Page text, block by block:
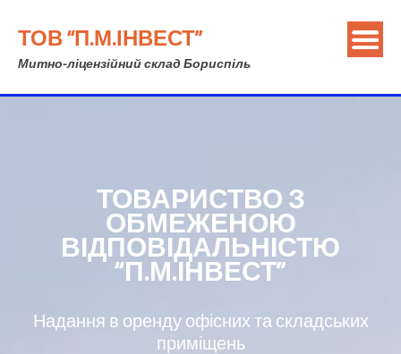
ТОВ “П.М.ІНВЕСТ”
Митно-ліцензійний склад Бориспіль
ТОВАРИСТВО З
ОБМЕЖЕНОЮ
ВІДПОВІДАЛЬНІСТЮ
“П.М.ІНВЕСТ”
Надання в оренду офісних та складських
приміщень